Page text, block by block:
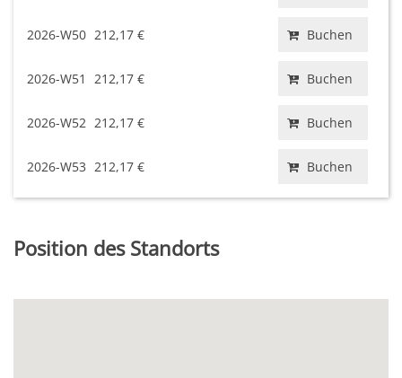
2026-W50 212,17 € Buchen
2026-W51 212,17 € Buchen
2026-W52 212,17 € Buchen
2026-W53 212,17 € Buchen
Position des Standorts